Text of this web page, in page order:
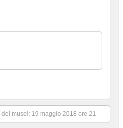
musei: 19 maggio 2018 ore 21